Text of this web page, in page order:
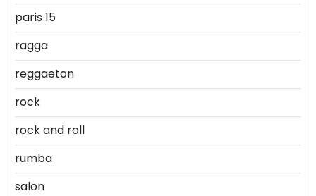
paris 15
ragga
reggaeton
rock
rock and roll
rumba
salon